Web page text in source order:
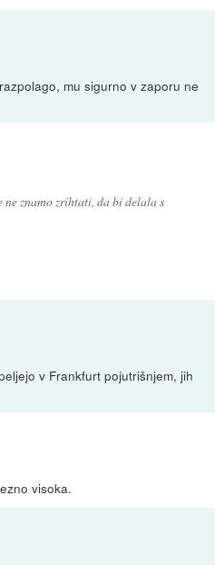
mu sigurno v zaporu ne
ne znamo zrihtati, da bi delala s
v Frankfurt pojutrišnjem, jih
visoka.